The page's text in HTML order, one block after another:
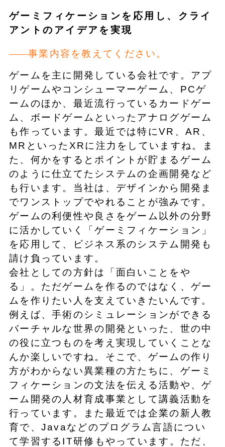
ゲーミフィケーションを応用し、クライ
アントのアイデアを実現
事業内容を教えてください。
ゲームを主に開発している会社です。アプ
リゲームやコンシューマーゲーム、PCゲ
ームのほか、最近流行っているカードゲー
ム、ボードゲームといったアナログゲーム
も作っています。最近では特にVR、AR、
MRといったXRに注力をしていますね。ま
た、何かをするとポイントが貯まるゲーム
のように仕立てたシステムの企画開発など
も行います。当社は、デザインから開発ま
でワンストップでやれることが強みです。
ゲームの利便性や良さをゲーム以外の分野
に活かしていく「ゲーミフィケーション」
を応用して、ビジネス系のシステム開発も
請け負っています。
会社としての方針は「面白いことをや
る」。ただゲームを作るのではなく、ゲー
ムを作りたい人を支えていきたいんです。
例えば、手術のシミュレーションができる
バーチャルな世界の開発といった、世の中
の役に立つものを考え実現していくことな
んか楽しいですね。そこで、ゲームの作り
方がわからない異業種の方たちに、ゲーミ
フィケーションの文法を伝える活動や、ゲ
ーム開発の人材育成事業として講義活動を
行っています。また最近では企業の新人教
育で、Javaなどのプログラム言語につい
て学習するIT研修もやっています。ただ、